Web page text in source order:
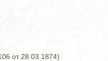
от 28.03.1874)